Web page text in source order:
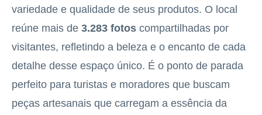
variedade e qualidade de seus produtos. O local
reúne mais de 3.283 fotos compartilhadas por
visitantes, refletindo a beleza e o encanto de cada
detalhe desse espaço único. É o ponto de parada
perfeito para turistas e moradores que buscam
peças artesanais que carregam a essência da